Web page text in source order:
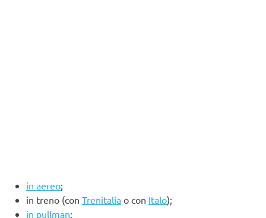
in aereo;
in treno (con Trenitalia o con Italo);
in pullman;